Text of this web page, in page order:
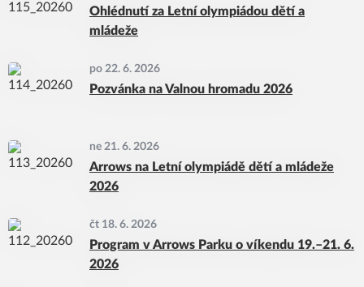
Ohlédnutí za Letní olympiádou dětí a
mládeže
po 22. 6. 2026
Pozvánka na Valnou hromadu 2026
ne 21. 6. 2026
Arrows na Letní olympiádě dětí a mládeže
2026
čt 18. 6. 2026
Program v Arrows Parku o víkendu 19.–21. 6.
2026